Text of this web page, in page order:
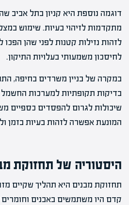
דוגמה נוספת היא קניון בתל אביב
מתקדמות לזיהוי בעיות. שימוש
לזהות נזילות קטנות לפני שהן הפכו
לחיסכון משמעותי בעלויות התיקון.
במקרה של בניין משרדים בחיפה,
בדיקות תקופתיות למערכות
שיכולות לגרום להפסדים כספיים
המונעת אפשרה לזהות בעיות בזמן
היסטוריה של תחזוקת
תחזוקת מבנים היא תהליך שקיים
קדם היו משתמשים באבנים וחומרים